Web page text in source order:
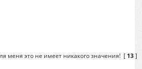
меня это не имеет никакого значения! [ 13]